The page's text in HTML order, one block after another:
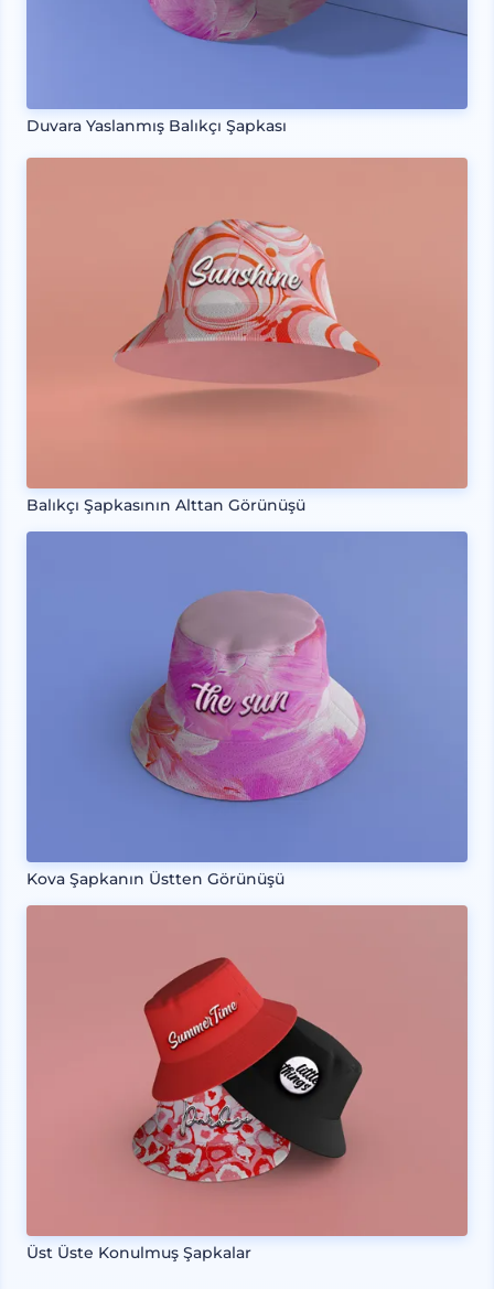
Duvara Yaslanmış Balıkçı Şapkası
Balıkçı Şapkasının Alttan Görünüşü
Kova Şapkanın Üstten Görünüşü
Üst Üste Konulmuş Şapkalar